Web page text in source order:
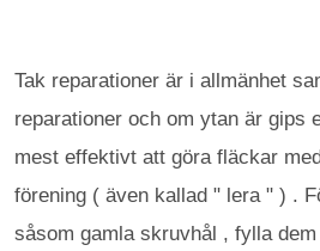
Tak reparationer är i allmänhet
reparationer och om ytan är gips
mest effektivt att göra fläckar
förening ( även kallad " lera " ) .
såsom gamla skruvhål , fylla